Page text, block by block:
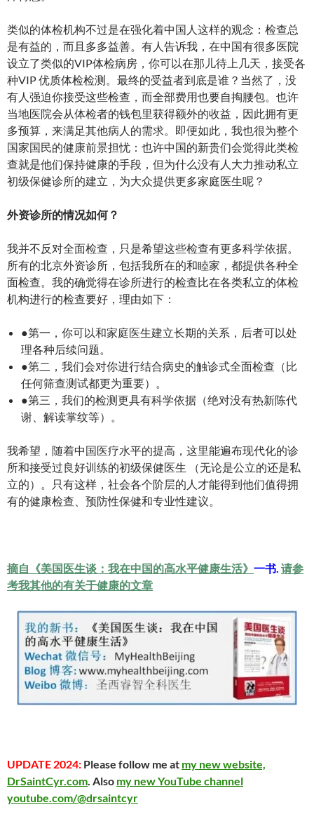
类似的体检机构不过是在强化着中国人这样的观念：检查总
是有益的，而且多多益善。有人告诉我，在中国有很多医院
设立了类似的VIP体检病房，你可以在那儿待上几天，接受各
种VIP 优质体检检测。最终的受益者到底是谁？当然了，没
有人强迫你接受这些检查，而全部费用也要自掏腰包。也许
当地医院会从体检者的钱包里获得额外的收益，因此拥有更
多预算，来满足其他病人的需求。即便如此，我也很为整个
国家国民的健康前景担忧：也许中国的新贵们会觉得此类检
查就是他们保持健康的手段，但为什么没有人大力推动私立
初级保健诊所的建立，为大众提供更多家庭医生呢？
外资诊所的情况如何？
我并不反对全面检查，只是希望这些检查有更多科学依据。
所有的北京外资诊所，包括我所在的和睦家，都提供各种全
面检查。我的确觉得在诊所进行的检查比在各类私立的体检
机构进行的检查要好，理由如下：
●第一，你可以和家庭医生建立长期的关系，后者可以处
理各种后续问题。
●第二，我们会对你进行结合病史的触诊式全面检查（比
任何筛查测试都更为重要）。
●第三，我们的检测更具有科学依据（绝对没有热新陈代
谢、解读掌纹等）。
我希望，随着中国医疗水平的提高，这里能遍布现代化的诊
所和接受过良好训练的初级保健医生 （无论是公立的还是私
立的）。只有这样，社会各个阶层的人才能得到他们值得拥
有的健康检查、预防性保健和专业性建议。
摘自《美国医生谈：我在中国的高水平健康生活》 一书. 请参
考我其他的有关于健康的文章
UPDATE 2024: Please follow me at my new website,
DrSaintCyr.com. Also my new YouTube channel
youtube.com/@drsaintcyr